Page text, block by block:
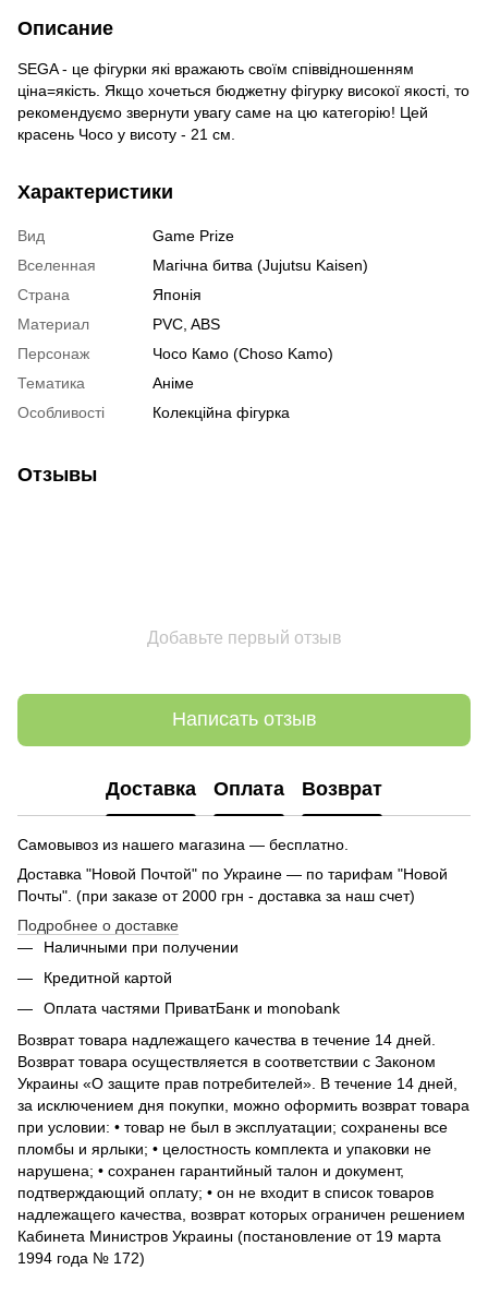
Описание
SEGA - це фігурки які вражають своїм співвідношенням
ціна=якість. Якщо хочеться бюджетну фігурку високої якості, то
рекомендуємо звернути увагу саме на цю категорію! Цей
красень Чосо у висоту - 21 см.
Характеристики
Вид
Game Prize
Вселенная
Магічна битва (Jujutsu Kaisen)
Страна
Японія
Материал
PVC, ABS
Персонаж
Чосо Камо (Choso Kamo)
Тематика
Аніме
Особливості
Колекційна фігурка
Отзывы
Добавьте первый отзыв
Написать отзыв
Доставка Оплата Возврат
Самовывоз из нашего магазина — бесплатно.
Доставка "Новой Почтой" по Украине — по тарифам "Новой
Почты". (при заказе от 2000 грн - доставка за наш счет)
Подробнее о доставке
Наличными при получении
Кредитной картой
Оплата частями ПриватБанк и monobank
Возврат товара надлежащего качества в течение 14 дней.
Возврат товара осуществляется в соответствии с Законом
Украины «О защите прав потребителей». В течение 14 дней,
за исключением дня покупки, можно оформить возврат товара
при условии: • товар не был в эксплуатации; сохранены все
пломбы и ярлыки; • целостность комплекта и упаковки не
нарушена; • сохранен гарантийный талон и документ,
подтверждающий оплату; • он не входит в список товаров
надлежащего качества, возврат которых ограничен решением
Кабинета Министров Украины (постановление от 19 марта
1994 года № 172)